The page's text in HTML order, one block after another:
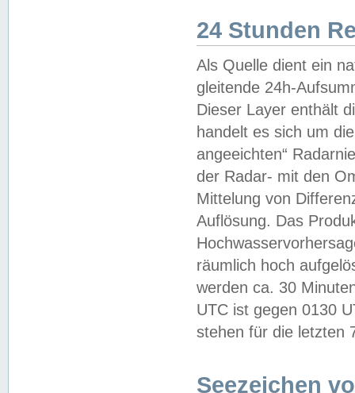
24 Stunden
Als Quelle dient ein
gleitende 24h-
Dieser Layer enthält
handelt es sich um
angeeichten“
der Radar- mit den
Mittelung von
Auflösung. Das
räumlich hoch
werden ca. 30
UTC ist gegen 0130
stehen für die letzten
Seezeichen